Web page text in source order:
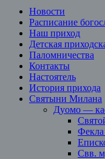
Новости
Расписание
Наш приход
Детская
Паломничества
Контакты
Настоятель
История прихода
Святыни Милана
Дуомо —
Свв.